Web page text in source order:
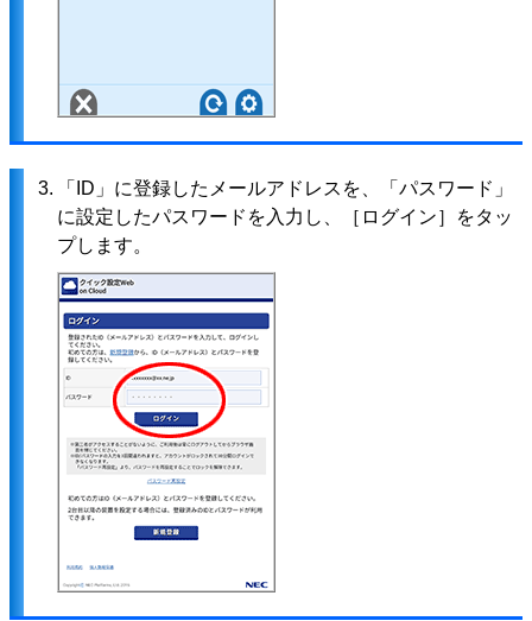
3.
「ID」に登録したメールアドレスを、「パスワード」
に設定したパスワードを入力し、［ログイン］をタッ
プします。